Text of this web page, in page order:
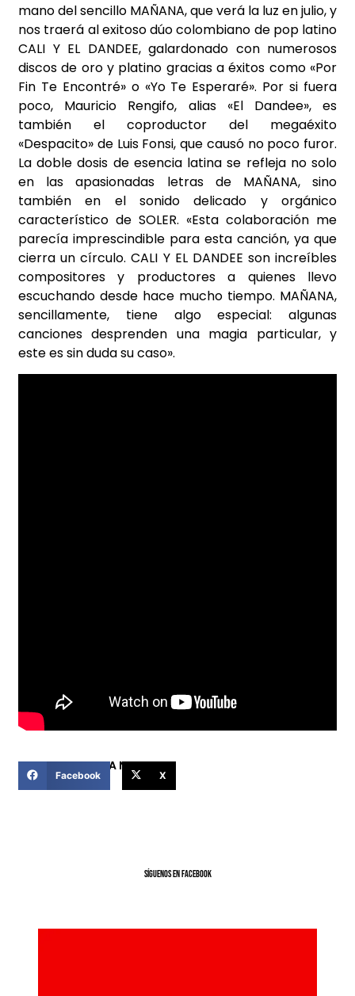
mano del sencillo MAÑANA, que verá la luz en julio, y
nos traerá al exitoso dúo colombiano de pop latino
CALI Y EL DANDEE, galardonado con numerosos
discos de oro y platino gracias a éxitos como «Por
Fin Te Encontré» o «Yo Te Esperaré». Por si fuera
poco, Mauricio Rengifo, alias «El Dandee», es
también el coproductor del megaéxito
«Despacito» de Luis Fonsi, que causó no poco furor.
La doble dosis de esencia latina se refleja no solo
en las apasionadas letras de MAÑANA, sino
también en el sonido delicado y orgánico
característico de SOLER. «Esta colaboración me
parecía imprescindible para esta canción, ya que
cierra un círculo. CALI Y EL DANDEE son increíbles
compositores y productores a quienes llevo
escuchando desde hace mucho tiempo. MAÑANA,
sencillamente, tiene algo especial: algunas
canciones desprenden una magia particular, y
este es sin duda su caso».
COMPARTIR ESTA NOTICIA
Facebook X
SíGUENOS EN FACEBOOK